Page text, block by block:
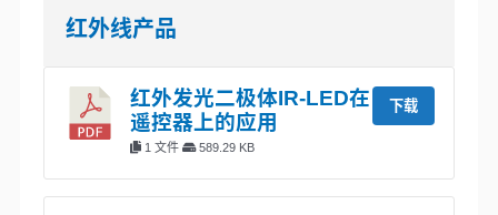
红外线产品
红外发光二极体IR-LED在
遥控器上的应用
1 文件 589.29 KB
下载